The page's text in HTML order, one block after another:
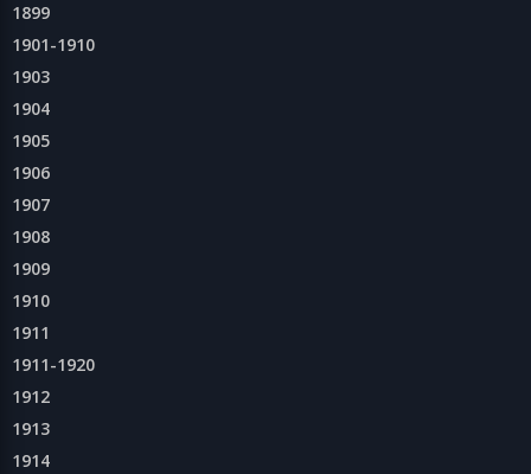
1899
1901-1910
1903
1904
1905
1906
1907
1908
1909
1910
1911
1911-1920
1912
1913
1914